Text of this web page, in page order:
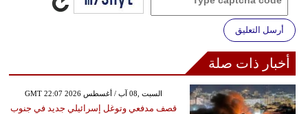
أرسل التعليق
أخبار ذات صلة
GMT 22:07 2026 السبت ,08 آب / أغسطس
قصف مدفعي وتوغل إسرائيلي جديد في جنوب